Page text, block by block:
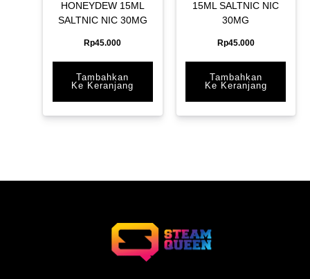
HONEYDEW 15ML
SALTNIC NIC 30MG
Rp45.000
Tambahkan
Ke Keranjang
15ML SALTNIC NIC
30MG
Rp45.000
Tambahkan
Ke Keranjang